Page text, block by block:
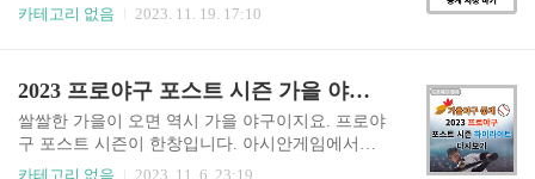
요. E조 조별리그에 속해 있는 우리나라는 바레인
속해서 보면 될 것 같습니다. tvN 바로가기 tvN S..
동게이밍(JDG)을 잡고 '2023 리그 오브 레전드 월
오브 레전드(LoL) 롤드컵 결승 중계 시청 방법 롤
드컵 결승은 T1과 WBG의 대결입니다. 대망의 월
드 챔피언십 2023 결승전을 함께 보시죠. 결승전 중
계는 네이버 e스포츠와 유튜브에서 하고있습니다.
카테고리 없음 2023. 11. 19. 17:10
2023 프로야구 포스트 시즌 가을 야구 중계 일정 및 하이라이트
쌀쌀한 가을이 오면 역시 가을 야구이지요. 프로야
구 포스트 시즌이 한창입니다. 아시안게임에서도
금메달을 목에 걸고 야구를 향한 열정과 사랑이 지
카테고리 없음 2023. 11. 6. 23:19